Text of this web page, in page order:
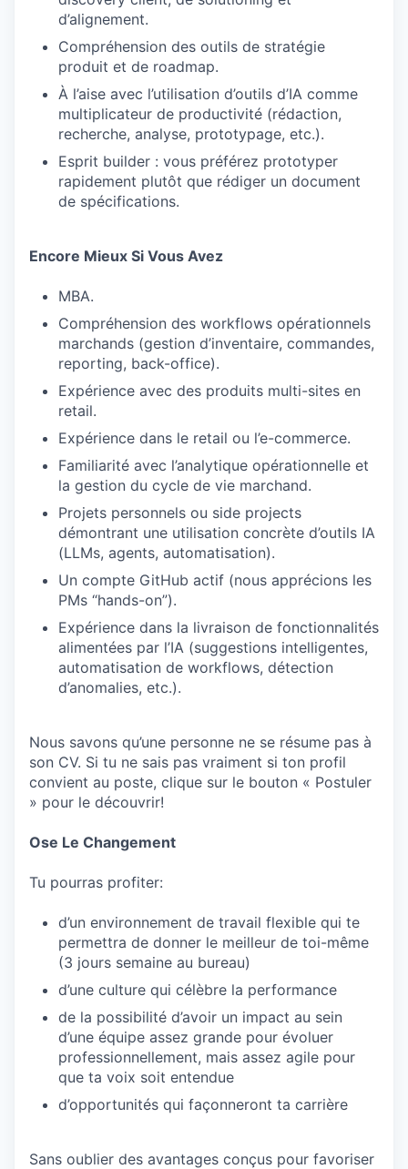
d’alignement.
Compréhension des outils de stratégie
produit et de roadmap.
À l’aise avec l’utilisation d’outils d’IA comme
multiplicateur de productivité (rédaction,
recherche, analyse, prototypage, etc.).
Esprit builder : vous préférez prototyper
rapidement plutôt que rédiger un document
de spécifications.
Encore Mieux Si Vous Avez
MBA.
Compréhension des workflows opérationnels
marchands (gestion d’inventaire, commandes,
reporting, back-office).
Expérience avec des produits multi-sites en
retail.
Expérience dans le retail ou l’e-commerce.
Familiarité avec l’analytique opérationnelle et
la gestion du cycle de vie marchand.
Projets personnels ou side projects
démontrant une utilisation concrète d’outils IA
(LLMs, agents, automatisation).
Un compte GitHub actif (nous apprécions les
PMs “hands-on”).
Expérience dans la livraison de fonctionnalités
alimentées par l’IA (suggestions intelligentes,
automatisation de workflows, détection
d’anomalies, etc.).
Nous savons qu’une personne ne se résume pas à
son CV. Si tu ne sais pas vraiment si ton profil
convient au poste, clique sur le bouton « Postuler
» pour le découvrir!
Ose Le Changement
Tu pourras profiter:
d’un environnement de travail flexible qui te
permettra de donner le meilleur de toi-même
(3 jours semaine au bureau)
d’une culture qui célèbre la performance
de la possibilité d’avoir un impact au sein
d’une équipe assez grande pour évoluer
professionnellement, mais assez agile pour
que ta voix soit entendue
d’opportunités qui façonneront ta carrière
Sans oublier des avantages conçus pour favoriser